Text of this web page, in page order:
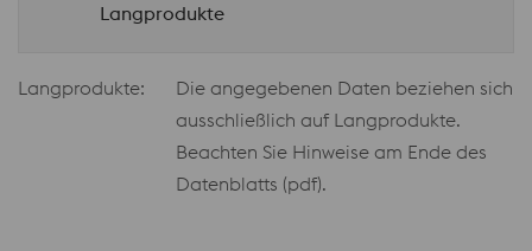
Langprodukte
Langprodukte:
Die angegebenen Daten beziehen sich
ausschließlich auf Langprodukte.
Beachten Sie Hinweise am Ende des
Datenblatts (pdf).